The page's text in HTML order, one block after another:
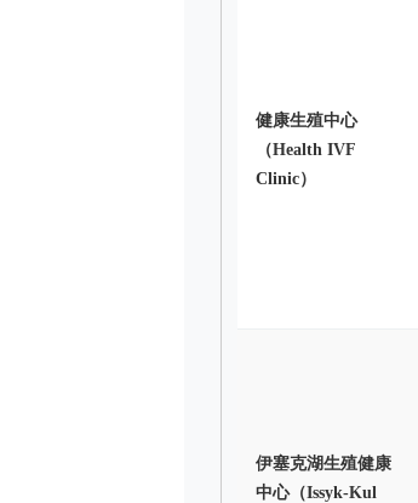
健康生殖中心
（Health IVF
Clinic）
伊塞克湖生殖健康
中心（Issyk-Kul